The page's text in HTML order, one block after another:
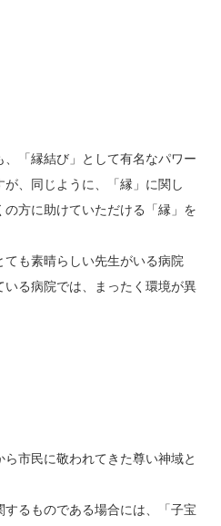
「縁結び」として有名なパワー
、同じように、「縁」に関し
方に助けていただける「縁」を
も素晴らしい先生がいる病院
る病院では、まったく環境が異
市民に敬われてきた尊い神域と
るものである場合には、「子宝